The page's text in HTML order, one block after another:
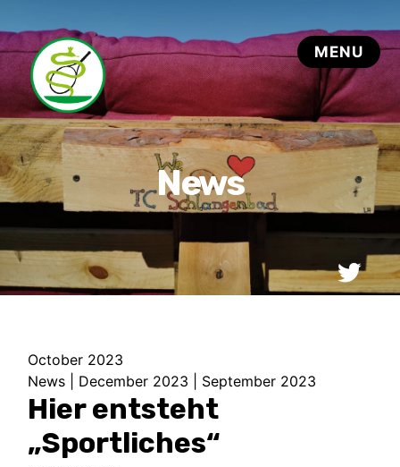
October 2023
News
December 2023 September 2023
Hier entsteht
„Sportliches“